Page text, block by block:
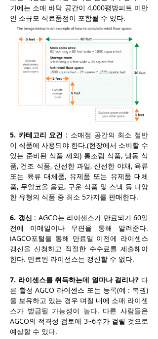
기에는 소매 바닥 공간이 4,000평방피트 미만
인 소규모 식료품점이 포함될 수 있다.
5. 카테고리 요건 : 소매점 공간의 최소 절반
이 식품에 사용되야 한다.(현장에서 소비할 수
있는 준비된 식품 제외) 통조림 식품, 냉동 식
품, 건조 식품, 신선한 과일, 신선한 야채, 육류
또는 육류 대체품, 유제품 또는 유제품 대체
품, 무알코올 음료, 구운 식품 및 스낵 등 다양
한 유형의 식품 중 최소 5가지를 판매한다.
6. 갱신 : AGCO는 라이센스가 만료되기 60일
전에 이메일이나 우편을 통해 알려준다.
iAGCO포털을 통해 만료일 이전에 라이센스
갱신을 신청하고 적절한 수수료를 제출해야
한다. 만료된 라이선스는 갱신할 수 없다.
7. 라이센스를 취득하는데 얼마나 걸리나? 다
른 활성 AGCO 라이센스 또는 등록(예 : 복권)
을 보유하고 있는 경우 며칠 내에 소매 라이센
스가 발급될 가능성이 높다. 다른 사람들은
AGCO의 적격성 검토에 3~6주가 걸릴 것으로
예상할 수 있다.​